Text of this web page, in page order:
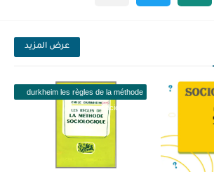
عرض المزيد
durkheim les règles de la méthode
sociologique